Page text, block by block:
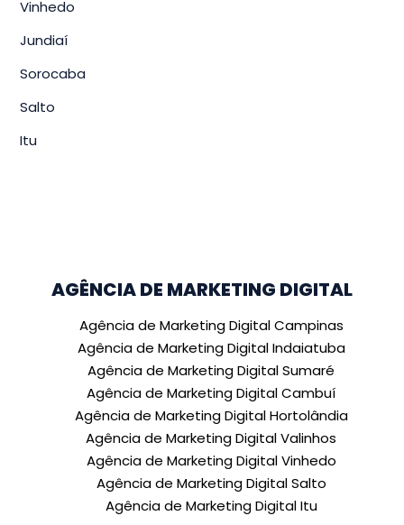
Vinhedo
Jundiaí
Sorocaba
Salto
Itu
AGÊNCIA DE MARKETING DIGITAL
Agência de Marketing Digital Campinas
Agência de Marketing Digital Indaiatuba
Agência de Marketing Digital Sumaré
Agência de Marketing Digital Cambuí
Agência de Marketing Digital Hortolândia
Agência de Marketing Digital Valinhos
Agência de Marketing Digital Vinhedo
Agência de Marketing Digital Salto
Agência de Marketing Digital Itu